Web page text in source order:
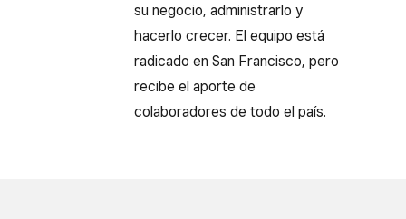
su negocio, administrarlo y
hacerlo crecer. El equipo está
radicado en San Francisco, pero
recibe el aporte de
colaboradores de todo el país.